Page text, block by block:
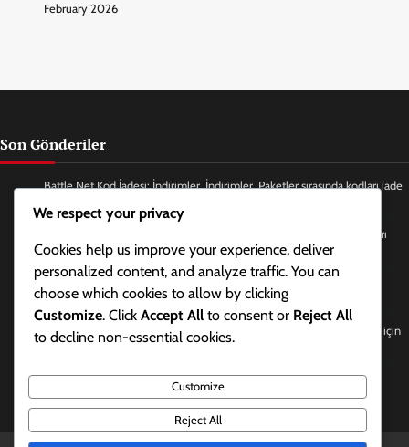
February 2026
Son Gönderiler
Battle.Net Kod İadesi: İndirimler, İndirimler, Paketler sırasında kodları iade
Battle.Net Kod İade İşlemi: Konsollarda, Mobil cihazlarda, PC’de kodları
iade etme
Promosyon Paketi İddiaları: Paket mekanizmalarını anlama, Değer
önerileri, Fiyatlandırma
Battle.Net Kod İade İşlemi: Genişletmeler, Oyun içi eşyalar, Bonuslar için
Battle.Net Kodu İade: Hediye kartı kullanımı, Son kullanma tarihleri,
Çevrimiçi vs çevrimdışı
We respect your privacy
Cookies help us improve your experience, deliver
personalized content, and analyze traffic. You can
choose which cookies to allow by clicking
Customize. Click Accept All to consent or Reject All
to decline non-essential cookies.
Customize
Reject All